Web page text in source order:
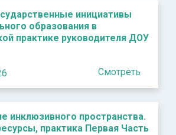
инициативы
образования в
практике руководителя ДОУ
Смотреть
инклюзивного пространства.
практика Первая Часть